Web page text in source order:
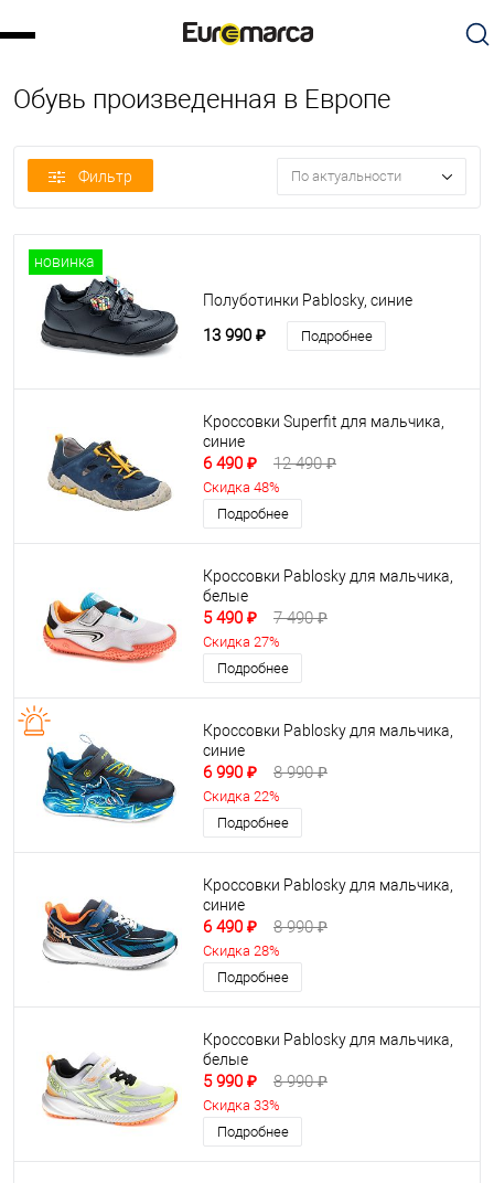
Обувь произведенная в Европе
Фильтр По актуальности
новинка
Полуботинки Pablosky, синие
13 990 ₽ Подробнее
Кроссовки Superfit для мальчика,
синие
6 490 ₽ 12 490 ₽
Скидка 48%
Подробнее
Кроссовки Pablosky для мальчика,
белые
5 490 ₽ 7 490 ₽
Скидка 27%
Подробнее
Кроссовки Pablosky для мальчика,
синие
6 990 ₽ 8 990 ₽
Скидка 22%
Подробнее
Кроссовки Pablosky для мальчика,
синие
6 490 ₽ 8 990 ₽
Скидка 28%
Подробнее
Кроссовки Pablosky для мальчика,
белые
5 990 ₽ 8 990 ₽
Скидка 33%
Подробнее